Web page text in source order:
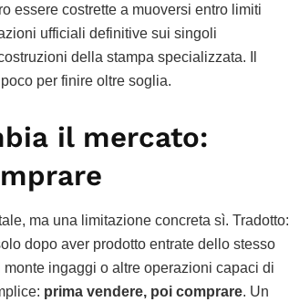
essere costrette a muoversi entro limiti
ufficiali definitive sui singoli
della stampa specializzata. Il
per finire oltre soglia.
il mercato:
ma una limitazione concreta sì. Tradotto:
dopo aver prodotto entrate dello stesso
monte ingaggi o altre operazioni capaci di
prima vendere, poi comprare. Un